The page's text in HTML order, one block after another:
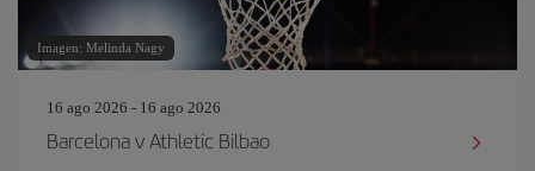
Imagen: Melinda Nagy
16 ago 2026 - 16 ago 2026
Barcelona v Athletic Bilbao